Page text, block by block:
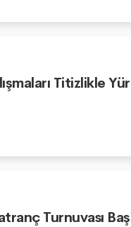
Titizlikle
Turnuvası